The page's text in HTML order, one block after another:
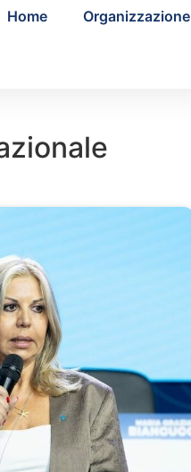
Home Organizzazione